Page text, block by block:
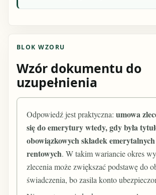
BLOK WZORU
Wzór dokumentu do
uzupełnienia
Odpowiedź jest praktyczna:umowa
się do emerytury wtedy, gdy była
obowiązkowych składek
rentowych. W takim wariancie okres
zlecenia może zwiększać podstawę do
świadczenia, bo zasila konto